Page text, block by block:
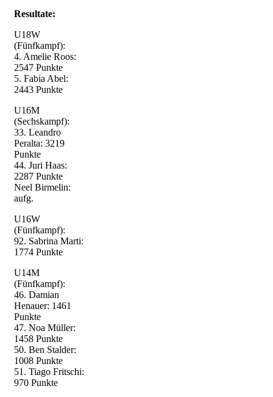
Resultate:
U18W
(Fünfkampf):
4. Amelie Roos:
2547 Punkte
5. Fabia Abel:
2443 Punkte
U16M
(Sechskampf):
33. Leandro
Peralta: 3219
Punkte
44. Juri Haas:
2287 Punkte
Neel Birmelin:
aufg.
U16W
(Fünfkampf):
92. Sabrina Marti:
1774 Punkte
U14M
(Fünfkampf):
46. Damian
Henauer: 1461
Punkte
47. Noa Müller:
1458 Punkte
50. Ben Stalder:
1008 Punkte
51. Tiago Fritschi:
970 Punkte